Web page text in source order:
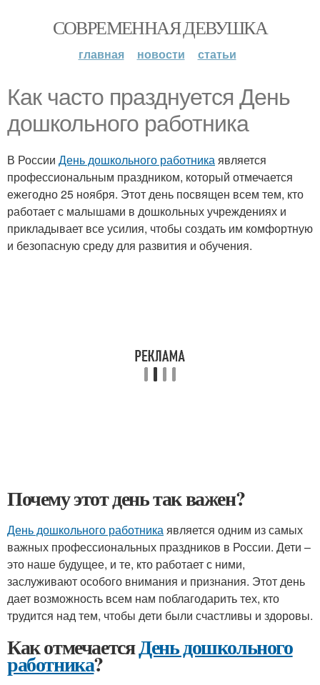
СОВРЕМЕННАЯ ДЕВУШКА
главная новости статьи
Как часто празднуется День
дошкольного работника
В России День дошкольного работникаявляется
профессиональным праздником, который отмечается
ежегодно 25 ноября. Этот день посвящен всем тем, кто
работает с малышами в дошкольных учреждениях и
прикладывает все усилия, чтобы создать им комфортную
и безопасную среду для развития и обучения.
Почему этот день так важен?
День дошкольного работникаявляется одним из самых
важных профессиональных праздников в России. Дети –
это наше будущее, и те, кто работает с ними,
заслуживают особого внимания и признания. Этот день
дает возможность всем нам поблагодарить тех, кто
трудится над тем, чтобы дети были счастливы и здоровы.
Как отмечаетсяДень дошкольного
работника?